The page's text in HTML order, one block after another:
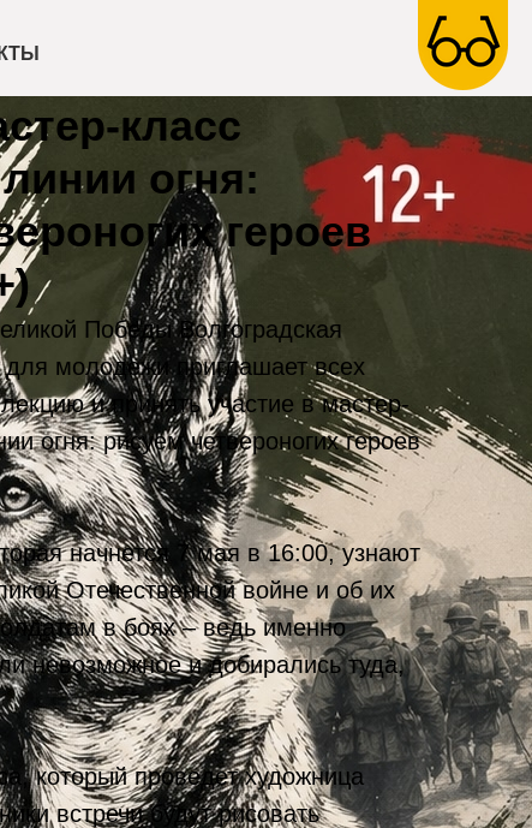
класс
огня:
героев
Победы Волгоградская
для молодежи приглашает всех
и принять участие в мастер-
огня: рисуем четвероногих героев
начнется 7 мая в 16:00, узнают
Отечественной войне и об их
в боях – ведь именно
невозможное и добирались туда,
который проведет художница
встречи будут рисовать